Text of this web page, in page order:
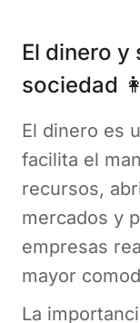
El dinero y
sociedad
El dinero es
facilita el
recursos,
mercados y
empresas
mayor
La